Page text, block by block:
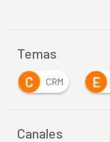
Temas
C
CRM E
Canales